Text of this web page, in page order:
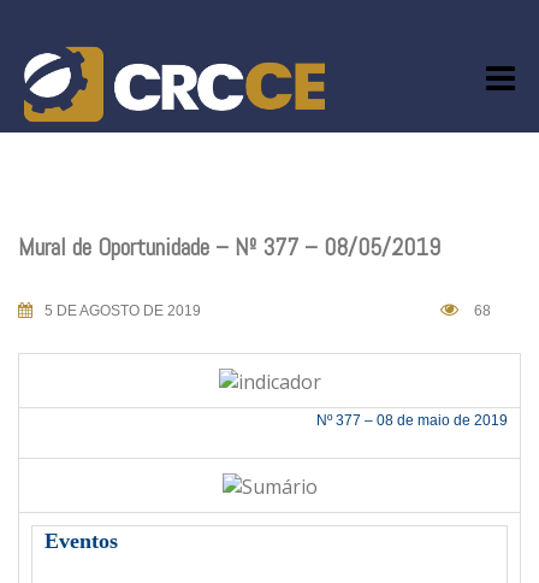
content
Mural de Oportunidade – Nº 377 – 08/05/2019
5 DE AGOSTO DE 2019 68
Nº 377 – 08 de maio de 2019
Eventos